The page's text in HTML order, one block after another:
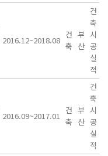
2016.12~2018.08
건
축
부
산
건
축
시
공
실
적
2016.09~2017.01
건
축
부
산
건
축
시
공
실
적